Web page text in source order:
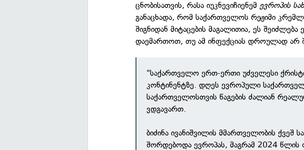
ცნობისათვის, რასა იუკნევიჩიენემევროპის
განაცხადა, რომ საქართველოს რეჟიმი
შიგნიდან მიტაცების მაგალითია, ეს შეიძლება
დაემართოთ, თუ ამ ინფექციას დროულად არ
"საქართველო ერთ-ერთი უძველესი
კონტინენტზე. დღეს ევროპული
საქართველოსთვის წაგების ძალიან
ვდგავართ.
ბიძინა ივანიშვილის მმართველობის ქვეშ
შორდებოდა ევროპას, მაგრამ 2024 წლის